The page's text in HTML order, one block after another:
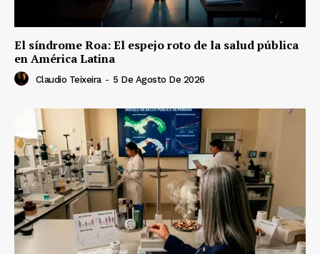
El síndrome Roa: El espejo roto de la salud pública
en América Latina
Claudio Teixeira - 5 De Agosto De 2026